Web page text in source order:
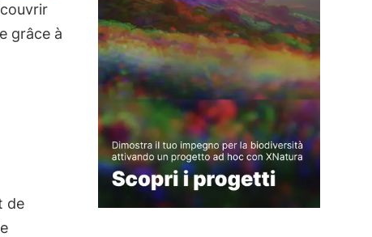
grâce à
de